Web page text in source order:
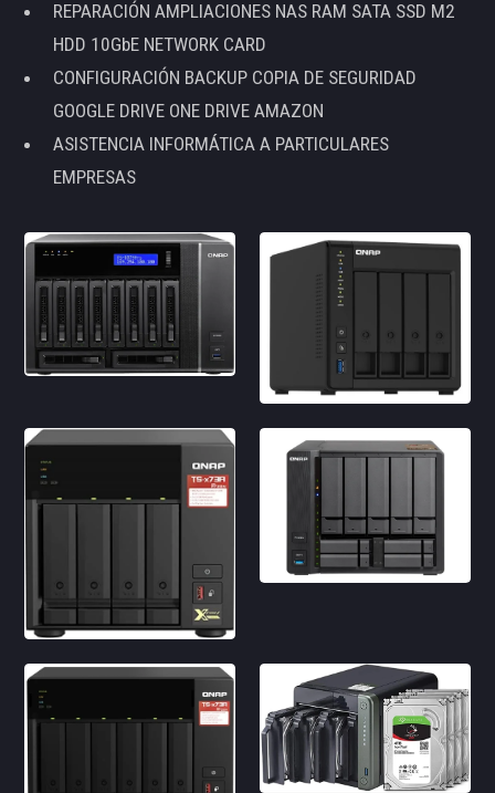
REPARACIÓN AMPLIACIONES NAS RAM SATA SSD M2
HDD 10GbE NETWORK CARD
CONFIGURACIÓN BACKUP COPIA DE SEGURIDAD
GOOGLE DRIVE ONE DRIVE AMAZON
ASISTENCIA INFORMÁTICA A PARTICULARES
EMPRESAS